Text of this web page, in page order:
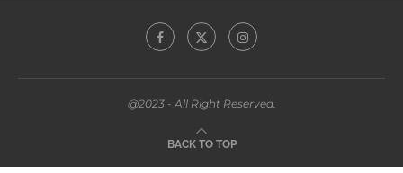
@2023 - All Right Reserved.
BACK TO TOP